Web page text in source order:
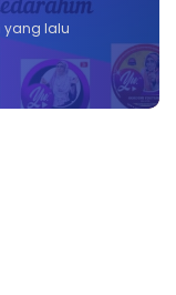
yang lalu